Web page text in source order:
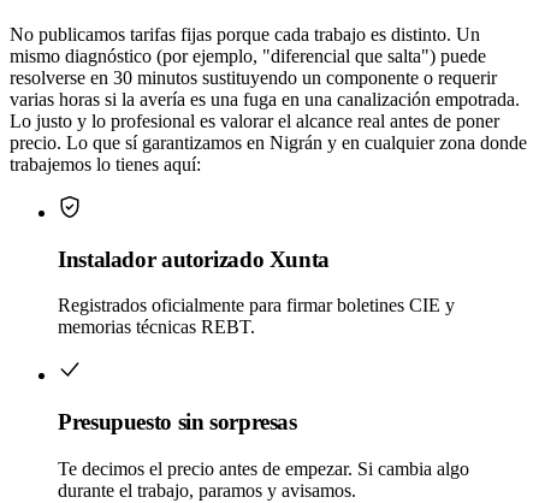
No publicamos tarifas fijas porque cada trabajo es distinto. Un
mismo diagnóstico (por ejemplo, "diferencial que salta") puede
resolverse en 30 minutos sustituyendo un componente o requerir
varias horas si la avería es una fuga en una canalización empotrada.
Lo justo y lo profesional es valorar el alcance real antes de poner
precio. Lo que sí garantizamos en Nigrán y en cualquier zona donde
trabajemos lo tienes aquí:
Instalador autorizado Xunta
Registrados oficialmente para firmar boletines CIE y
memorias técnicas REBT.
Presupuesto sin sorpresas
Te decimos el precio antes de empezar. Si cambia algo
durante el trabajo, paramos y avisamos.